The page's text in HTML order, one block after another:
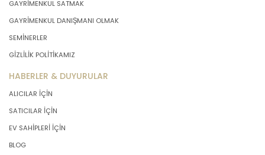
GAYRİMENKUL SATMAK
GAYRİMENKUL DANIŞMANI OLMAK
SEMİNERLER
GİZLİLİK POLİTİKAMIZ
HABERLER & DUYURULAR
ALICILAR İÇİN
SATICILAR İÇİN
EV SAHİPLERİ İÇİN
BLOG